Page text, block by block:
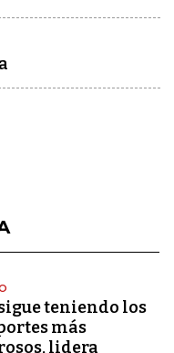
teniendo los
más
lidera